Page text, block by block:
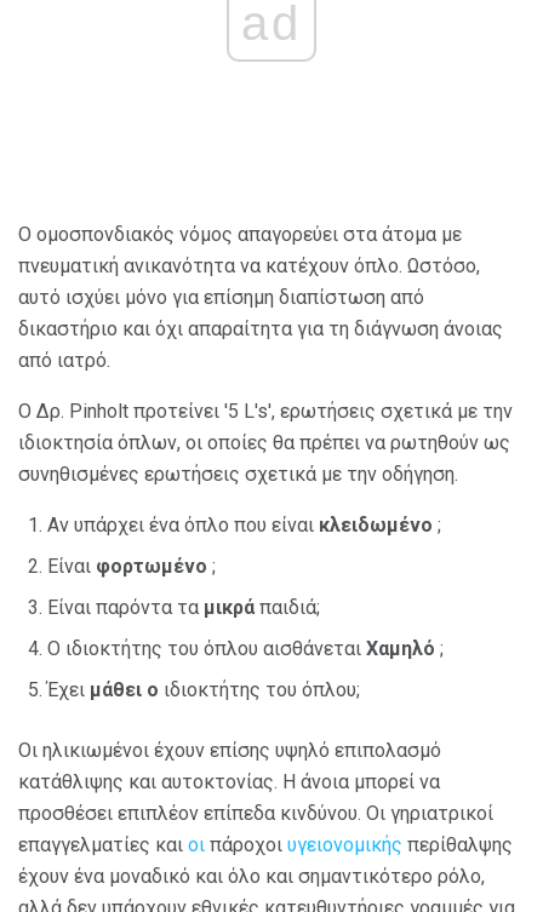
ad
Ο ομοσπονδιακός νόμος απαγορεύει στα άτομα με
πνευματική ανικανότητα να κατέχουν όπλο. Ωστόσο,
αυτό ισχύει μόνο για επίσημη διαπίστωση από
δικαστήριο και όχι απαραίτητα για τη διάγνωση άνοιας
από ιατρό.
Ο Δρ. Pinholt προτείνει '5 L's', ερωτήσεις σχετικά με την
ιδιοκτησία όπλων, οι οποίες θα πρέπει να ρωτηθούν ως
συνηθισμένες ερωτήσεις σχετικά με την οδήγηση.
Αν υπάρχει ένα όπλο που είναι κλειδωμένο ;
Είναι φορτωμένο ;
Είναι παρόντα τα μικρά παιδιά;
Ο ιδιοκτήτης του όπλου αισθάνεται Χαμηλό ;
Έχει μάθει ο ιδιοκτήτης του όπλου;
Οι ηλικιωμένοι έχουν επίσης υψηλό επιπολασμό
κατάθλιψης και αυτοκτονίας. Η άνοια μπορεί να
προσθέσει επιπλέον επίπεδα κινδύνου. Οι γηριατρικοί
επαγγελματίες και οι πάροχοι υγειονομικής περίθαλψης
έχουν ένα μοναδικό και όλο και σημαντικότερο ρόλο,